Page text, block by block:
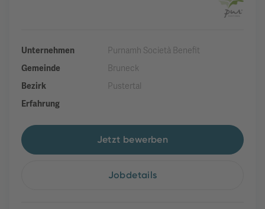
Unternehmen
Purnamh Società Benefit
Gemeinde
Bruneck
Bezirk
Pustertal
Erfahrung
Jetzt bewerben
Jobdetails